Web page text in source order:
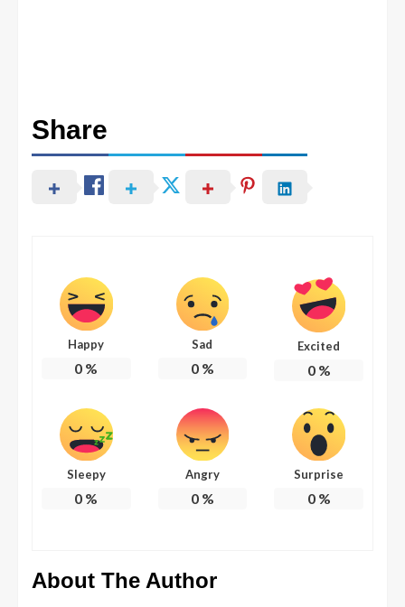
Share
Happy
0 %
Sad
0%
Excited
0%
Sleepy
0 %
Angry
0%
Surprise
0%
About The Author